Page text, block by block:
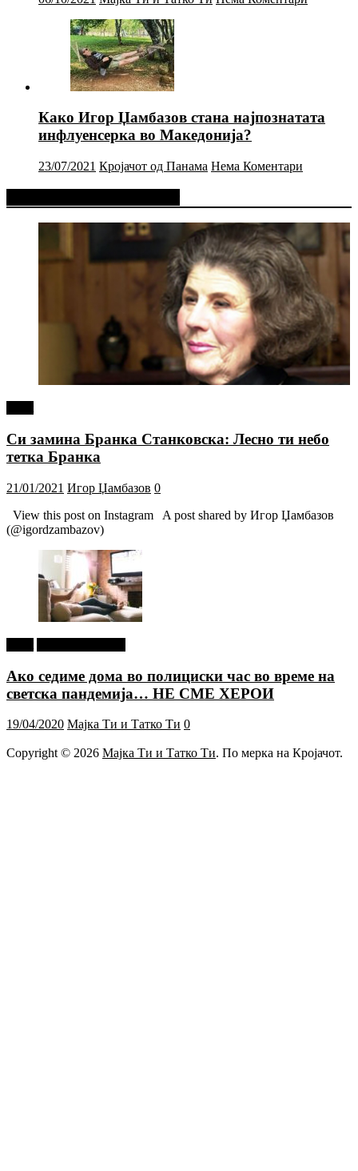
Како Игор Џамбазов стана најпознатата
инфлуенсерка во Македонија?
23/07/2021 Кројачот од Панама Нема Коментари
Си замина Бранка Станковска: Лесно ти небо
тетка Бранка
21/01/2021 Игор Џамбазов 0
View this post on Instagram A post shared by Игор Џамбазов
(@igordzambazov)
Ако седиме дома во полициски час во време на
светска пандемија… НЕ СМЕ ХЕРОИ
19/04/2020 Мајка Ти и Татко Ти 0
Copyright © 2026 Мајка Ти и Татко Ти. По мерка на Кројачот.